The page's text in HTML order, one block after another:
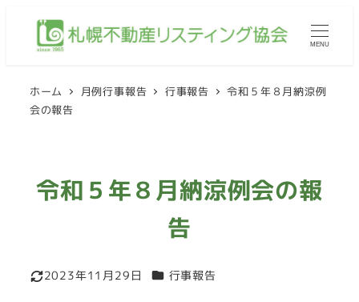
MENU
ホーム 月例行事報告 行事報告
令和５年８月納涼例
会の報告
令和５年８月納涼例会の報
告
更新日
2023年11月29日 カテゴリー
行事報告